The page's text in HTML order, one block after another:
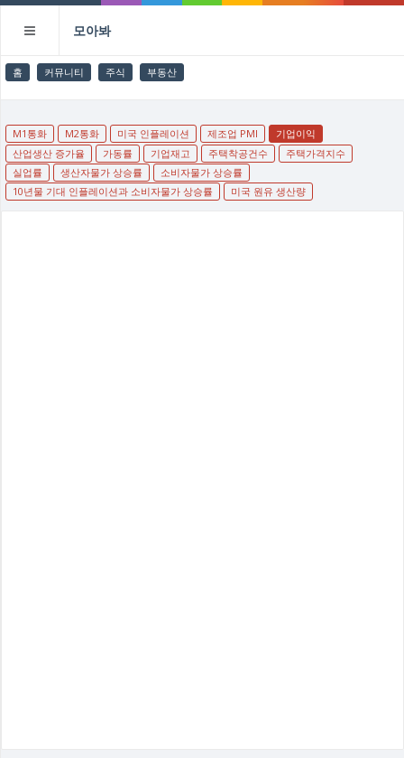
모아봐
홈 커뮤니티 주식 부동산
M1통화 M2통화 미국 인플레이션 제조업 PMI
기업이익
산업생산 증가율
가동률 기업재고 주택착공건수
주택가격지수
실업률
생산자물가 상승률
소비자물가 상승률
10년물 기대 인플레이션과 소비자물가 상승률
미국 원유 생산량